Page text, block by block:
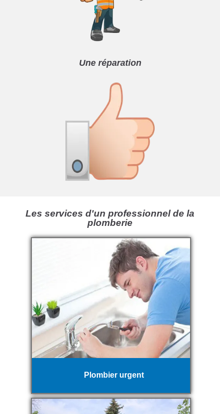
Une réparation
Les services d'un professionnel de la
plomberie
Plombier urgent